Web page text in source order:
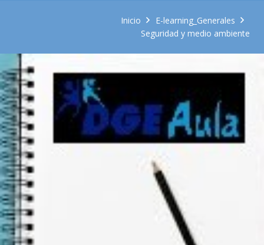
Inicio
E-learning_Generales
Seguridad y medio ambiente